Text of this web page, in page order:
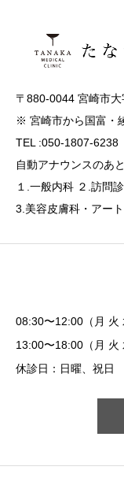
〒880-0044 宮崎市
※ 宮崎市から国富・
TEL :050-1807-6238
自動アナウンスのあ
１.一般内科 ２.訪問
3.美容皮膚科・アー
08:30〜12:00（月
13:00〜18:00（月
休診日：日曜、祝日